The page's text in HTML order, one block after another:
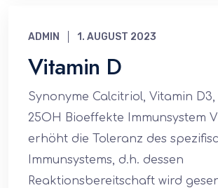
ADMIN 1. AUGUST 2023
Vitamin D
Synonyme Calcitriol, Vitamin
25OH Bioeffekte Immunsystem
erhöht die Toleranz des
Immunsystems, d.h. dessen
Reaktionsbereitschaft wird